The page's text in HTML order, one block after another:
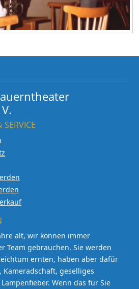
alt, wir können immer
Team gebrauchen. Sie werden
ernten, haben aber dafür
Kameradschaft, geselliges
Wenn das für Sie